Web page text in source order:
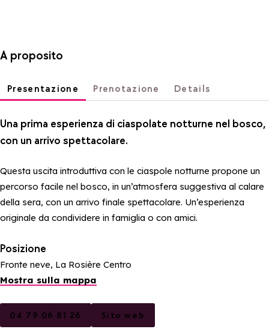
A proposito
Presentazione Prenotazione Details
Una prima esperienza di ciaspolate notturne nel bosco,
con un arrivo spettacolare.
Questa uscita introduttiva con le ciaspole notturne propone un
percorso facile nel bosco, in un’atmosfera suggestiva al calare
della sera, con un arrivo finale spettacolare. Un’esperienza
originale da condividere in famiglia o con amici.
Posizione
Fronte neve, La Rosière Centro
Mostra sulla mappa
04 79 06 81 26 Sito web